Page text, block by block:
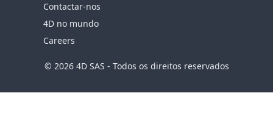
Contactar-nos
4D no mundo
Careers
© 2026 4D SAS - Todos os direitos reservados